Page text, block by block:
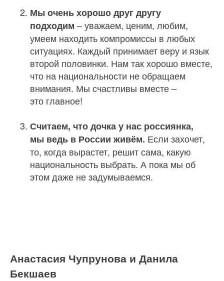
Мы очень хорошо друг другу
подходим – уважаем, ценим, любим,
умеем находить компромиссы в любых
ситуациях. Каждый принимает веру и язык
второй половинки. Нам так хорошо вместе,
что на национальности не обращаем
внимания. Мы счастливы вместе –
это главное!
Считаем, что дочка у нас россиянка,
мы ведь в России живём. Если захочет,
то, когда вырастет, решит сама, какую
национальность выбрать. А пока мы об
этом даже не задумываемся.
Анастасия Чупрунова и Данила
Бекшаев